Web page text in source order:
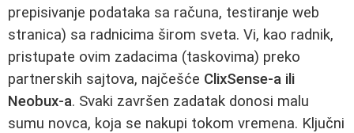
prepisivanje podataka sa računa, testiranje web
stranica) sa radnicima širom sveta. Vi, kao radnik,
pristupate ovim zadacima (taskovima) preko
partnerskih sajtova, najčešće ClixSense-a ili
Neobux-a. Svaki završen zadatak donosi malu
sumu novca, koja se nakupi tokom vremena. Ključni